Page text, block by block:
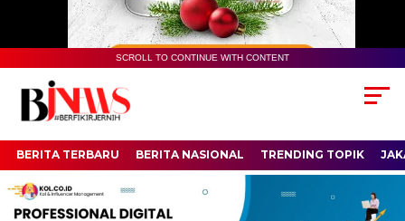
SCROLL TO CONTINUE WITH CONTENT
BERITA TERBARU BERITA NASIONAL TRENDING TOPIK